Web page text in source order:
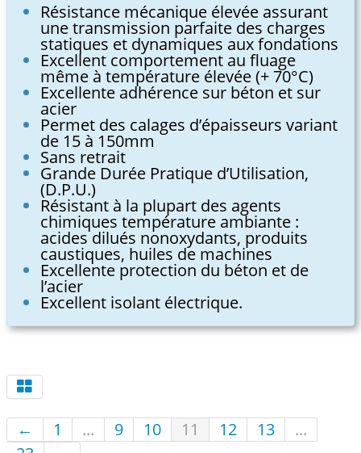
Résistance mécanique élevée assurant
une transmission parfaite des charges
statiques et dynamiques aux fondations
Excellent comportement au fluage
même à température élevée (+ 70°C)
Excellente adhérence sur béton et sur
acier
Permet des calages d’épaisseurs variant
de 15 à 150mm
Sans retrait
Grande Durée Pratique d’Utilisation,
(D.P.U.)
Résistant à la plupart des agents
chimiques température ambiante :
acides dilués nonoxydants, produits
caustiques, huiles de machines
Excellente protection du béton et de
l’acier
Excellent isolant électrique.
← 1 ... 9 10 11 12 13
...